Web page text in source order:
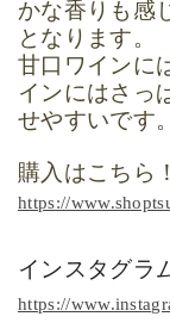
かな香りも感
となります。
甘口ワインに
インにはさっ
せやすいです。
購入はこちら！
https://
インスタグラ
https://